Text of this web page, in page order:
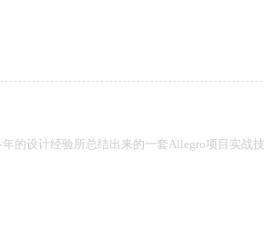
的设计经验所总结出来的一套Allegro项目实战